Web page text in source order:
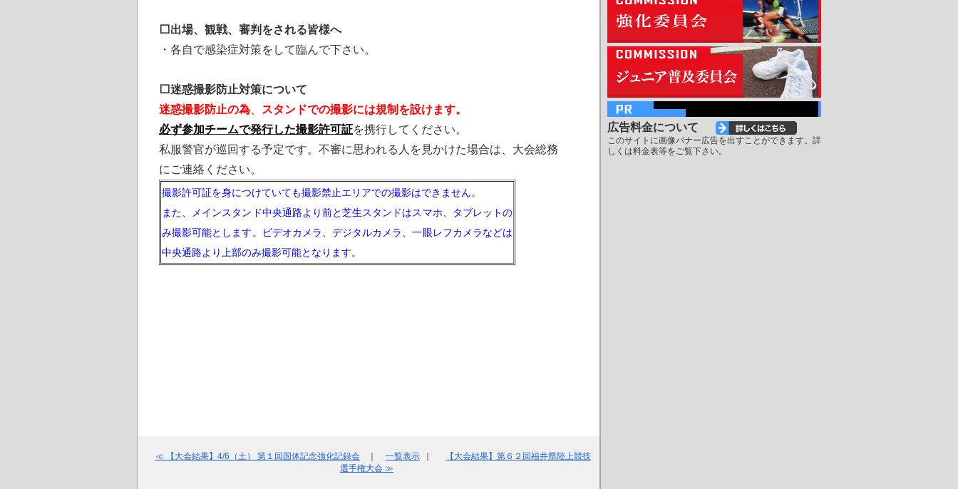
⬜出場、観戦、審判をされる皆様へ
・各自で感染症対策をして臨んで下さい。
⬜迷惑撮影防止対策について
迷惑撮影防止の為
スタンドでの撮影には規制を設けます。
必ず参加チームで発行した撮影許可証を携行してください。
私服警官が巡回する予定です。不審に思われる人を見かけた場合は、大会総務
にご連絡ください。
撮影許可証を身につけていても撮影禁止エリアでの撮影はできません。
また、メインスタンド中央通路より前と芝生スタンドはスマホ、タブレットの
み撮影可能とします。ビデオカメラ、デジタルカメラ、一眼レフカメラなどは
中央通路より上部のみ撮影可能となります。
≪ 【大会結果】4/6（土） 第１回国体記念強化記録会 一覧表示
【大会結果】第６２回福井県陸上競技
選手権大会 ≫
広告料金について
このサイトに画像バナー広告を出すことができます。詳
しくは料金表等をご覧下さい。